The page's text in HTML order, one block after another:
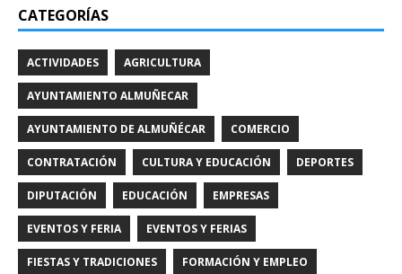
CATEGORÍAS
ACTIVIDADES AGRICULTURA
AYUNTAMIENTO ALMUÑECAR
AYUNTAMIENTO DE ALMUÑÉCAR COMERCIO
CONTRATACIÓN CULTURA Y EDUCACIÓN DEPORTES
DIPUTACIÓN EDUCACIÓN EMPRESAS
EVENTOS Y FERIA EVENTOS Y FERIAS
FIESTAS Y TRADICIONES FORMACIÓN Y EMPLEO